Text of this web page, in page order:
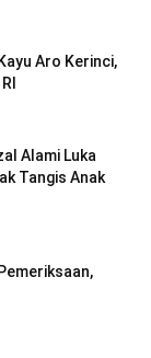
Aro Kerinci,
Alami Luka
Tangis Anak